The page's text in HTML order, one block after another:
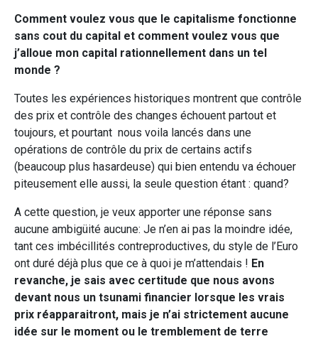
Comment voulez vous que le capitalisme fonctionne
sans cout du capital et comment voulez vous que
j’alloue mon capital rationnellement dans un tel
monde ?
Toutes les expériences historiques montrent que contrôle
des prix et contrôle des changes échouent partout et
toujours, et pourtant nous voila lancés dans une
opérations de contrôle du prix de certains actifs
(beaucoup plus hasardeuse) qui bien entendu va échouer
piteusement elle aussi, la seule question étant : quand?
A cette question, je veux apporter une réponse sans
aucune ambigüité aucune: Je n’en ai pas la moindre idée,
tant ces imbécillités contreproductives, du style de l’Euro
ont duré déjà plus que ce à quoi je m’attendais ! En
revanche, je sais avec certitude que nous avons
devant nous un tsunami financier lorsque les vrais
prix réapparaitront, mais je n’ai strictement aucune
idée sur le moment ou le tremblement de terre